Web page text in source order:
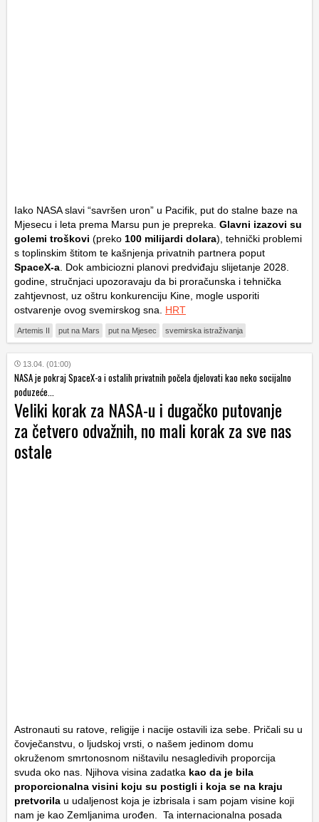
Iako NASA slavi “savršen uron” u Pacifik, put do stalne baze na
Mjesecu i leta prema Marsu pun je prepreka. Glavni izazovi su
golemi troškovi (preko 100 milijardi dolara), tehnički problemi
s toplinskim štitom te kašnjenja privatnih partnera poput
SpaceX-a . Dok ambiciozni planovi predviđaju slijetanje 2028.
godine, stručnjaci upozoravaju da bi proračunska i tehnička
zahtjevnost, uz oštru konkurenciju Kine, mogle usporiti
ostvarenje ovog svemirskog sna. HRT
Artemis II put na Mars put na Mjesec svemirska istraživanja
13.04. (01:00)
NASA je pokraj SpaceX-a i ostalih privatnih počela djelovati kao neko socijalno
poduzeće...
Veliki korak za NASA-u i dugačko putovanje
za četvero odvažnih, no mali korak za sve nas
ostale
Astronauti su ratove, religije i nacije ostavili iza sebe. Pričali su u
čovječanstvu, o ljudskoj vrsti, o našem jedinom domu
okruženom smrtonosnom ništavilu nesagledivih proporcija
svuda oko nas. Njihova visina zadatka kao da je bila
proporcionalna visini koju su postigli i koja se na kraju
pretvorila u udaljenost koja je izbrisala i sam pojam visine koji
nam je kao Zemljanima urođen. Ta internacionalna posada